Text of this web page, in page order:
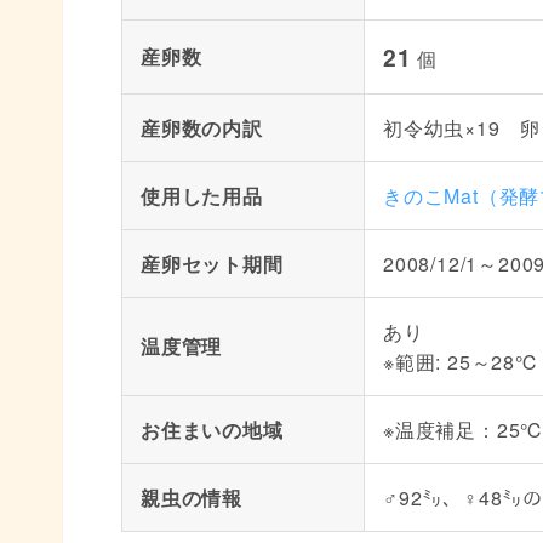
産卵数 21 個
産卵数の内訳 初令幼虫×19 卵
使用した用品 きのこMat（発酵
産卵セット期間 2008/12/1～
温度管理
あり
※範囲: 25～28℃
お住まいの地域 ※温度補足：
親虫の情報 ♂92㍉、♀48㍉